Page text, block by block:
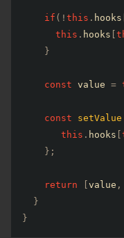
if ( ! this . hooks
this . hooks
}
const value =
const setValue
this . hooks
} ;
return value ,
}
}